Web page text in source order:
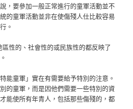
，要參加一般正常進行的童軍活動並不
的童軍活動並非在使傷殘人仕比較容易
。
性的、社會性的或民族性的都反映了
能童軍」實在有需要給予特別的注意。
的童軍，而是因他們需要一些特別的資
能使所有年青人，包括那些傷殘的，都